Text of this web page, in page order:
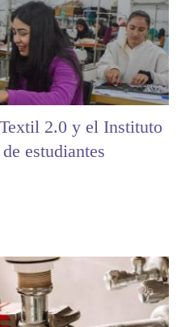
2.0 y el Instituto
estudiantes